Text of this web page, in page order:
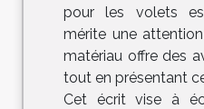
pour les volets
mérite une
matériau offre des
tout en présentant
Cet écrit vise à